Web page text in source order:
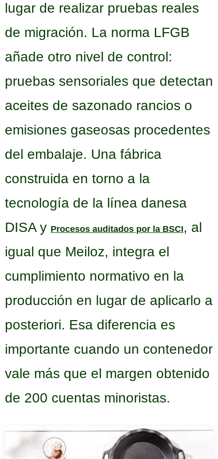
lugar de realizar pruebas reales
de migración. La norma LFGB
añade otro nivel de control:
pruebas sensoriales que detectan
aceites de sazonado rancios o
emisiones gaseosas procedentes
del embalaje. Una fábrica
construida en torno a la
tecnología de la línea danesa
DISA y Procesos auditados por la BSCI, al
igual que Meiloz, integra el
cumplimiento normativo en la
producción en lugar de aplicarlo a
posteriori. Esa diferencia es
importante cuando un contenedor
vale más que el margen obtenido
de 200 cuentas minoristas.